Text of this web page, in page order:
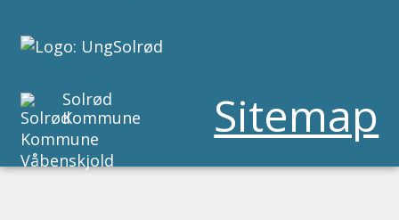
Sitemap
Solrød
Kommune